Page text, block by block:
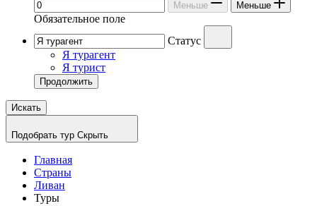
Меньше Меньше
Обязательное поле
Статус
Я турагент
Я турист
Продолжить
Искать
Подобрать тур Скрыть
Главная
Страны
Ливан
Туры